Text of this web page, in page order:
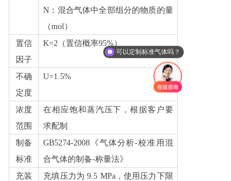
N ：混合气体中全部组分的物质的量
（mol）
置信
因子
K=2 （置信概率95%）
不确
定度
U=1.5%
浓度
范围
在相应饱和蒸汽压下，根据客户要
求配制
制备
标准
GB5274-2008 《气体分析-校准用混
合气体的制备-称量法》
充装
充填压力为 9.5 MPa，使用压力下限
可以定制标准气体吗？